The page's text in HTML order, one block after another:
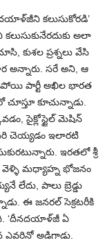
కలుసుకోరడి’
అలా
కుశల ప్రశ్నలు వేసి
సరే అని, ఆ
పార్టీ అఖిల భారత
కూచున్నాడు.
సైక్లోస్టైల్‌ మెషిన్‌
సరి చెయ్యడం ఇలారటి
ఇరతలో శ్రీ
వెళ్ళి మధ్యాహ్న భోజనం
లేదు, పాలు బ్రెడ్డు
ఈ జనరల్‌ సెక్రటరీకి
‘దీనదయాళ్‌జీ ఏ
ఎవరినో అడిగాడు.